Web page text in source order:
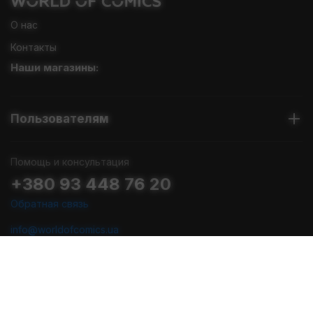
О нас
Контакты
Наши магазины:
Пользователям
Помощь и консультация
+380 93 448 76 20
Обратная связь
info@worldofcomics.ua